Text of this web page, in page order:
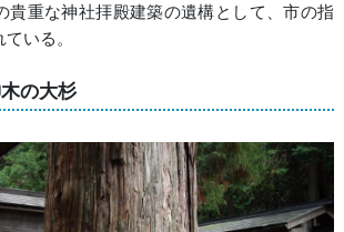
貴重な神社拝殿建築の遺構として、市の指
いる。
の大杉